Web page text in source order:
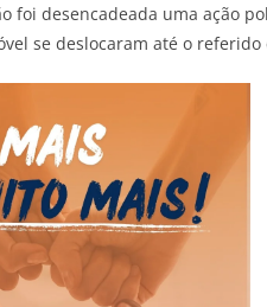
foi desencadeada uma ação
se deslocaram até o